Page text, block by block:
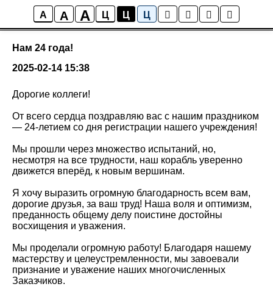
A A A Ц Ц Ц
Наши новости
Нам 24 года!
2025-02-14 15:38
Дорогие коллеги!
От всего сердца поздравляю вас с нашим праздником
— 24-летием со дня регистрации нашего учреждения!
Мы прошли через множество испытаний, но,
несмотря на все трудности, наш корабль уверенно
движется вперёд, к новым вершинам.
Я хочу выразить огромную благодарность всем вам,
дорогие друзья, за ваш труд! Наша воля и оптимизм,
преданность общему делу поистине достойны
восхищения и уважения.
Мы проделали огромную работу! Благодаря нашему
мастерству и целеустремленности, мы завоевали
признание и уважение наших многочисленных
Заказчиков.